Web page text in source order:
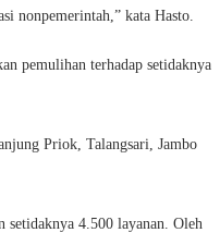
nonpemerintah,” kata Hasto.
pemulihan terhadap setidaknya
Priok, Talangsari, Jambo
setidaknya 4.500 layanan. Oleh